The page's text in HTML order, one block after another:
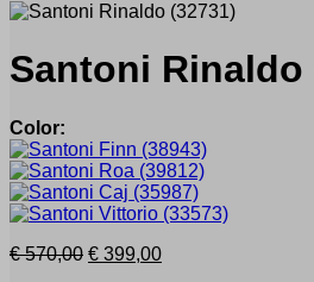
Santoni Rinaldo
Color:
€570,00 Первоначальная
€ 399,00Текущая